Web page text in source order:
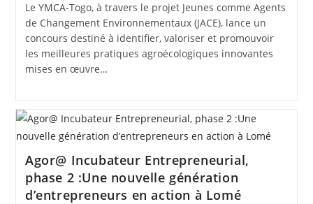
Le YMCA-Togo, à travers le projet Jeunes comme Agents
de Changement Environnementaux (JACE), lance un
concours destiné à identifier, valoriser et promouvoir
les meilleures pratiques agroécologiques innovantes
mises en œuvre…
Agor@ Incubateur Entrepreneurial,
phase 2 :Une nouvelle génération
d’entrepreneurs en action à Lomé